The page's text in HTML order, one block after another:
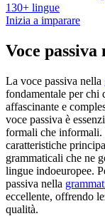
130+ lingue
Inizia a imparare
Voce
La voce passiva nella
fondamentale per chi
affascinante e
voce passiva è
formali che informali.
caratteristiche
grammaticali che ne
lingue indoeuropee.
passiva nella
eccellente, offrendo
qualità.